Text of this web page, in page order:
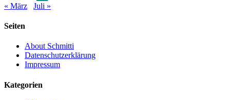
« März
Juli »
Seiten
About Schmitti
Datenschutzerklärung
Impressum
Kategorien